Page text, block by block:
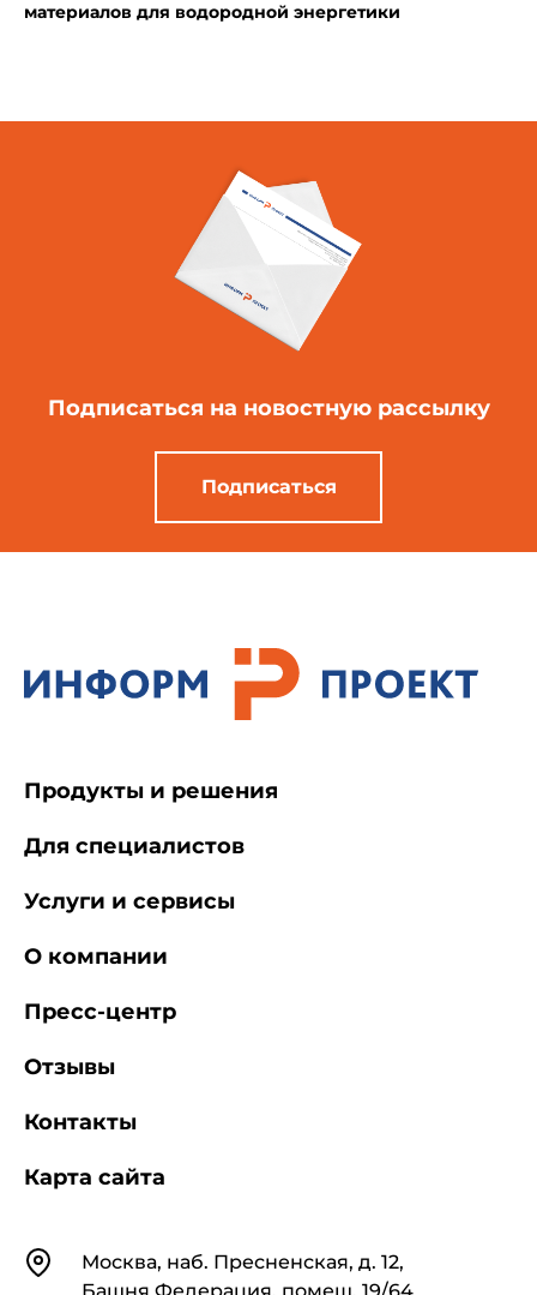
материалов для водородной энергетики
Подписаться на новостную рассылку
Подписаться
КонтактыМосква, наб. Пресненская, д. 12,
Продукты и решения
Для специалистов
Услуги и сервисы
О компании
Пресс-центр
Отзывы
Контакты
Карта сайта